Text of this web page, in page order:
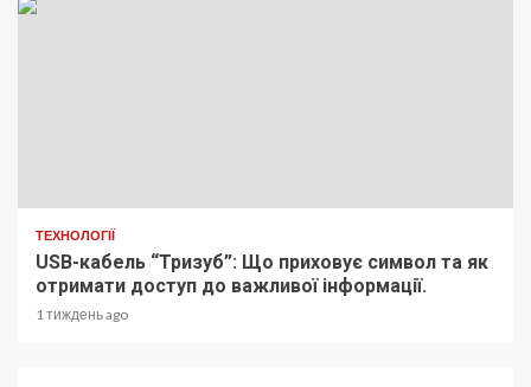
ТЕХНОЛОГІЇ
USB-кабель “Тризуб”: Що приховує символ та як
отримати доступ до важливої інформації.
1 тиждень ago